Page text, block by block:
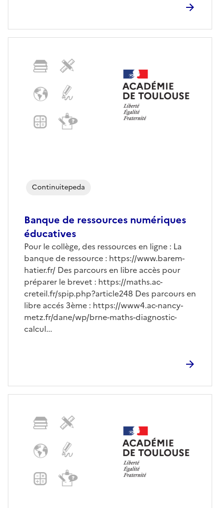
Banque de ressources numériques
éducatives
Pour le collège, des ressources en ligne : La
banque de ressource : https://www.barem-
hatier.fr/ Des parcours en libre accès pour
préparer le brevet : https://maths.ac-
creteil.fr/spip.php?article248 Des parcours en
libre accés 3ème : https://www4.ac-nancy-
metz.fr/dane/wp/brne-maths-diagnostic-
calcul...
Continuitepeda